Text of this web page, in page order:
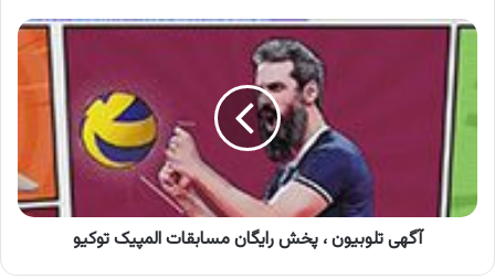
آگهی
تلوبیون
پخش
رایگان
مسابقات
المپیک
توکیو
آگهی تلوبیون ، پخش رایگان مسابقات المپیک توکیو